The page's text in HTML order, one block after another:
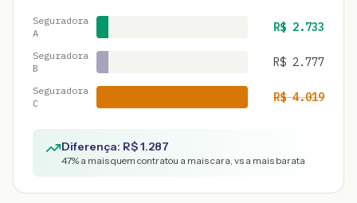
Seguradora
A
R$ 2.733
Seguradora
B
R$ 2.777
Seguradora
C
R$4.019
Diferença: R$1.287
47% a mais quem contratou a mais cara, vs a mais barata